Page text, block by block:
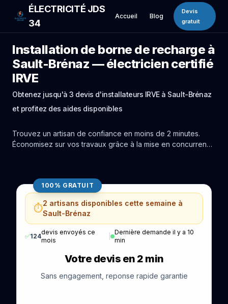
ÉLECTRICITÉ JDS
34
Accueil Blog
Devis
gratuit
Installation de borne de recharge à
Sault-Brénaz — électricien certifié
IRVE
Obtenez jusqu'à 3 devis d'installateurs IRVE à Sault-Brénaz
et profitez des aides disponibles
Trouvez un artisan de confiance en moins de 2 minutes.
Économisez sur vos travaux grâce à la mise en concurrence
100% GRATUIT
⏱️2 artisans disponibles cette semaine à
Sault-Brénaz
✅124
devis envoyés ce
mois
|
Dernière demande il y a 10
min
Votre devis en 2 min
Sans engagement, reponse rapide garantie